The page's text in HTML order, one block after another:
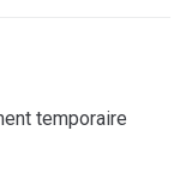
temporaire